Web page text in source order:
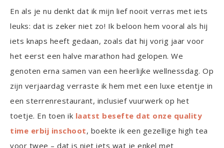
En als je nu denkt dat ik mijn lief nooit verras met iets
leuks: dat is zeker niet zo! Ik beloon hem vooral als hij
iets knaps heeft gedaan, zoals dat hij vorig jaar voor
het eerst een halve marathon had gelopen. We
genoten erna samen van een heerlijke wellnessdag. Op
zijn verjaardag verraste ik hem met een luxe etentje in
een sterrenrestaurant, inclusief vuurwerk op het
toetje. En toen ik laatst besefte dat onze quality
time erbij inschoot, boekte ik een gezellige high tea
voor twee – dat is niet iets wat je enkel met